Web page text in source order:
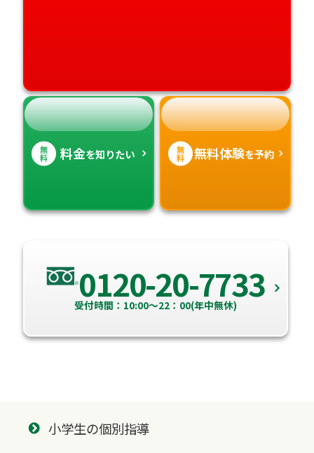
無
料 料金を知りたい 無
料 無料体験を予約
0120-20-7733
受付時間：10:00～22：00(年中無休)
小学生の個別指導